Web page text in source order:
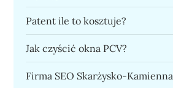
Patent ile to kosztuje?
Jak czyścić okna PCV?
Firma SEO Skarżysko-Kamienna